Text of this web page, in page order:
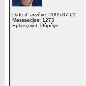
Date d' arivêye: 2005-07-01
Messaedjes: 1273
Eplaeçmint: Oûpêye